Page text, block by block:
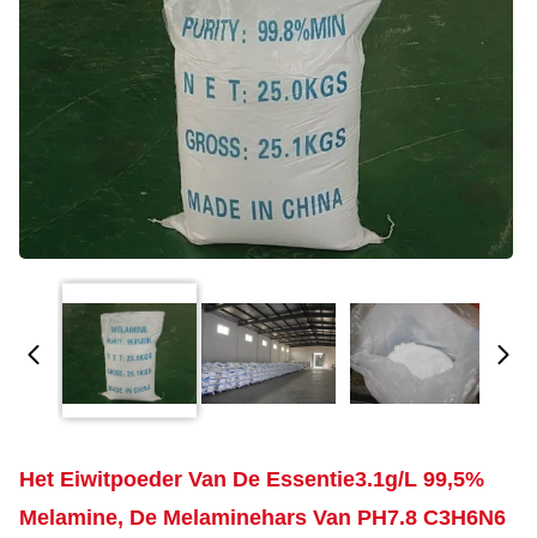
Het Eiwitpoeder Van De Essentie3.1g/l 99,5%
Melamine, De Melaminehars Van PH7.8 C3H6N6